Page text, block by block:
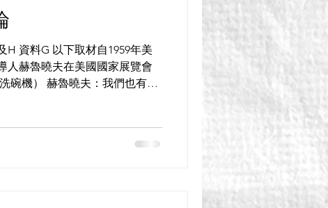
H 資料G 以下取材自1959年美
人赫魯曉夫在美國國家展覽會
碗機） 赫魯曉夫：我們也有這